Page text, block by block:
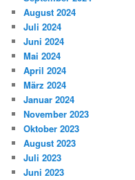
August 2024
Juli 2024
Juni 2024
Mai 2024
April 2024
März 2024
Januar 2024
November 2023
Oktober 2023
August 2023
Juli 2023
Juni 2023